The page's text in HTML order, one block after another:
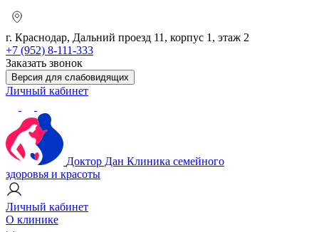
г. Краснодар, Дальний проезд 11, корпус 1, этаж 2
+7 (952) 8-111-333
Заказать звонок
Версия для слабовидящих
Личный кабинет
Доктор Дан Клиника семейного
здоровья и красоты
Личный кабинет
О клинике